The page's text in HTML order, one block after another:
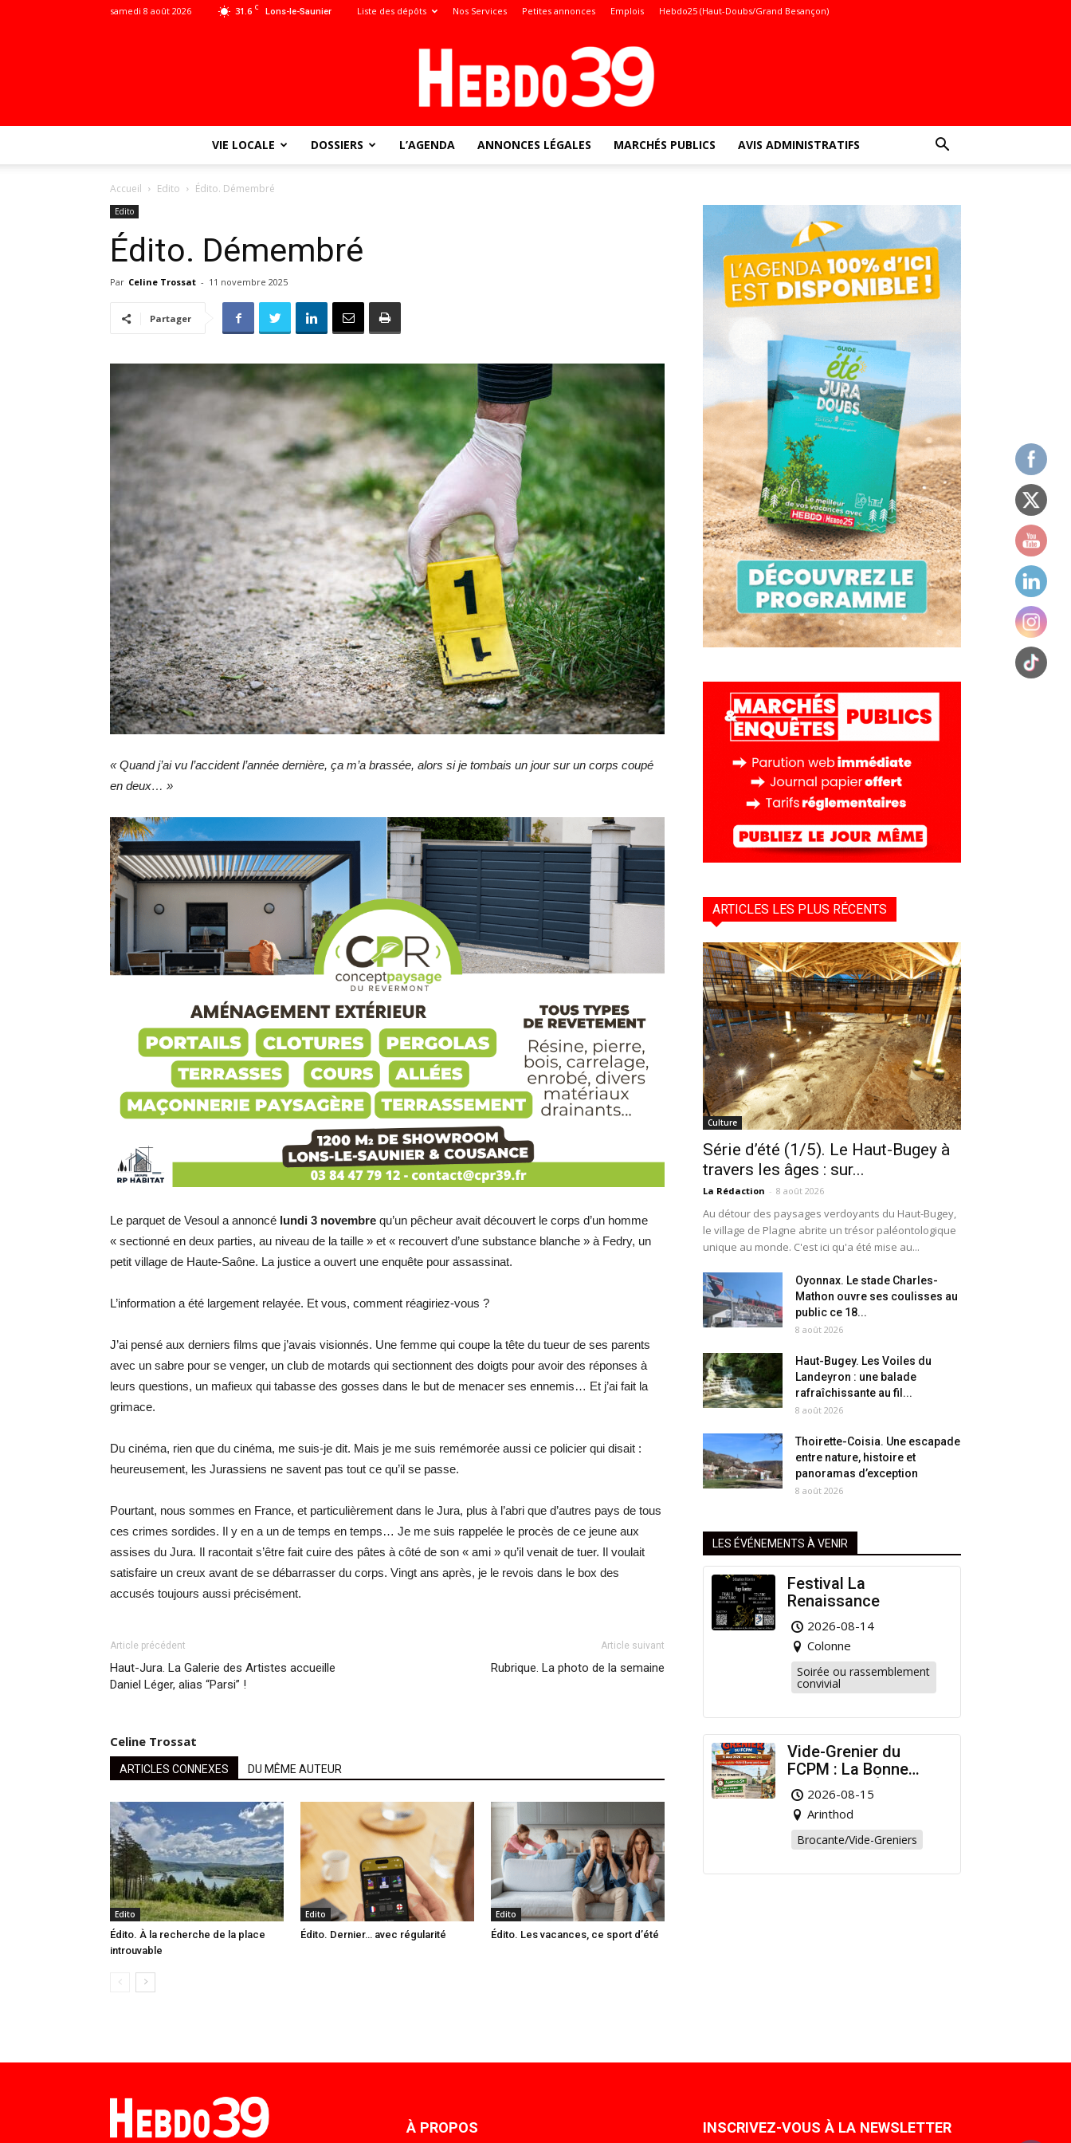
31.6 C Lons-le-Saunier
samedi 8 août 2026 Liste des dépôts Nos Services Petites annonces Emplois Hebdo25 (Haut-Doubs/Grand Besançon)
toute
l'info
locale
–
VIE LOCALE DOSSIERS L’AGENDA ANNONCES LÉGALES MARCHÉS PUBLICS AVIS ADMINISTRATIFS
Accueil Edito Édito. Démembré
Edito
Édito. Démembré
Par Celine Trossat - 11 novembre 2025
Partager
« Quand j’ai vu l’accident l’année dernière, ça m’a brassée, alors si je tombais un jour sur un corps coupé
en deux… »
Le parquet de Vesoul a annoncé lundi 3 novembre qu’un pêcheur avait découvert le corps d’un homme
« sectionné en deux parties, au niveau de la taille » et « recouvert d’une substance blanche » à Fedry, un
petit village de Haute-Saône. La justice a ouvert une enquête pour assassinat.
L’information a été largement relayée. Et vous, comment réagiriez-vous ?
J’ai pensé aux derniers films que j’avais visionnés. Une femme qui coupe la tête du tueur de ses parents
avec un sabre pour se venger, un club de motards qui sectionnent des doigts pour avoir des réponses à
leurs questions, un mafieux qui tabasse des gosses dans le but de menacer ses ennemis… Et j’ai fait la
grimace.
Du cinéma, rien que du cinéma, me suis-je dit. Mais je me suis remémorée aussi ce policier qui disait :
heureusement, les Jurassiens ne savent pas tout ce qu’il se passe.
Pourtant, nous sommes en France, et particulièrement dans le Jura, plus à l’abri que d’autres pays de tous
ces crimes sordides. Il y en a un de temps en temps… Je me suis rappelée le procès de ce jeune aux
assises du Jura. Il racontait s’être fait cuire des pâtes à côté de son « ami » qu’il venait de tuer. Il voulait
satisfaire un creux avant de se débarrasser du corps. Vingt ans après, je le revois dans le box des
accusés toujours aussi précisément.
Article précédent
Haut-Jura. La Galerie des Artistes accueille
Daniel Léger, alias “Parsi” !
Article suivant
Rubrique. La photo de la semaine
Celine Trossat
ARTICLES CONNEXES DU MÊME AUTEUR
Edito
Édito. À la recherche de la place
introuvable
Edito
Édito. Dernier… avec régularité
Edito
Édito. Les vacances, ce sport d’été
ARTICLES LES PLUS RÉCENTS
Culture
Série d’été (1/5). Le Haut-Bugey à
travers les âges : sur...
La Rédaction - 8 août 2026
Au détour des paysages verdoyants du Haut-Bugey,
le village de Plagne abrite un trésor paléontologique
unique au monde. C'est ici qu'a été mise au...
Oyonnax. Le stade Charles-
Mathon ouvre ses coulisses au
public ce 18...
8 août 2026
Haut-Bugey. Les Voiles du
Landeyron : une balade
rafraîchissante au fil...
8 août 2026
Thoirette-Coisia. Une escapade
entre nature, histoire et
panoramas d’exception
8 août 2026
LES ÉVÉNEMENTS À VENIR
Festival La
Renaissance
2026-08-14
Colonne
Soirée ou rassemblement
convivial
Vide-Grenier du
FCPM : La Bonne
Affaire de l’Été à
Arinthod !
2026-08-15
Arinthod
Brocante/Vide-Greniers